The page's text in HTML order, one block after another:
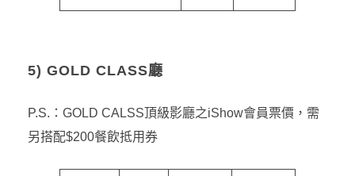
5) GOLD CLASS廳
P.S.：GOLD CALSS頂級影廳之iShow會員票價，需
另搭配$200餐飲抵用券